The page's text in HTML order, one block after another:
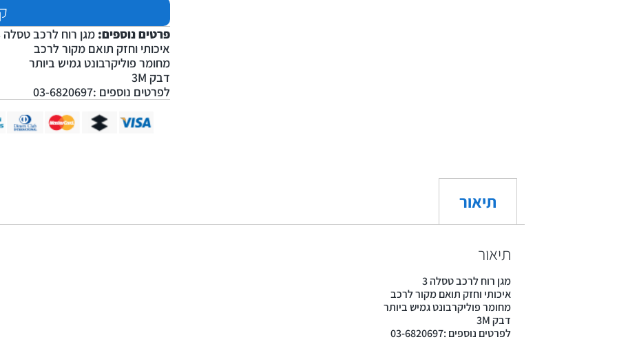
פרטים נוספים: מגן רוח לרכב טסלה 3
איכותי וחזק תואם מקור לרכב
מחומר פוליקרבונט גמיש ביותר
דבק 3M
לפרטים נוספים :03-6820697
תיאור
תיאור
מגן רוח לרכב טסלה 3
איכותי וחזק תואם מקור לרכב
מחומר פוליקרבונט גמיש ביותר
דבק 3M
לפרטים נוספים :03-6820697